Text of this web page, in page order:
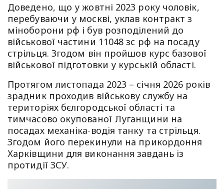
Доведено, що у жовтні 2023 року чоловік,
перебуваючи у москві, уклав контракт з
міноборони рф і був розподілений до
військової частини 11048 зс рф на посаду
стрільця. Згодом він пройшов курс базової
військової підготовки у курській області.
Протягом листопада 2023 – січня 2026 років
зрадник проходив військову службу на
територіях бєлгородської області та
тимчасово окупованої Луганщини на
посадах механіка-водія танку та стрільця.
Згодом його перекинули на прикордоння
Харківщини для виконання завдань із
протидії ЗСУ.